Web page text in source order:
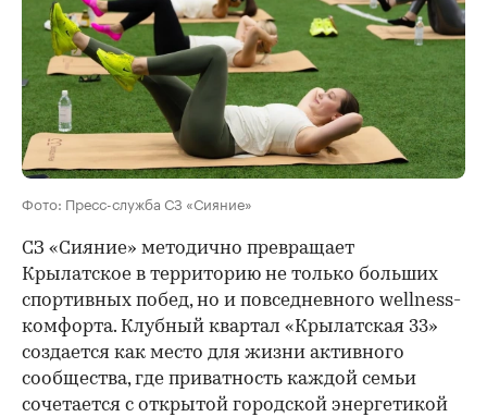
Фото: Пресс-служба СЗ «Сияние»
СЗ «Сияние» методично превращает
Крылатское в территорию не только больших
спортивных побед, но и повседневного wellness-
комфорта. Клубный квартал «Крылатская 33»
создается как место для жизни активного
сообщества, где приватность каждой семьи
сочетается с открытой городской энергетикой